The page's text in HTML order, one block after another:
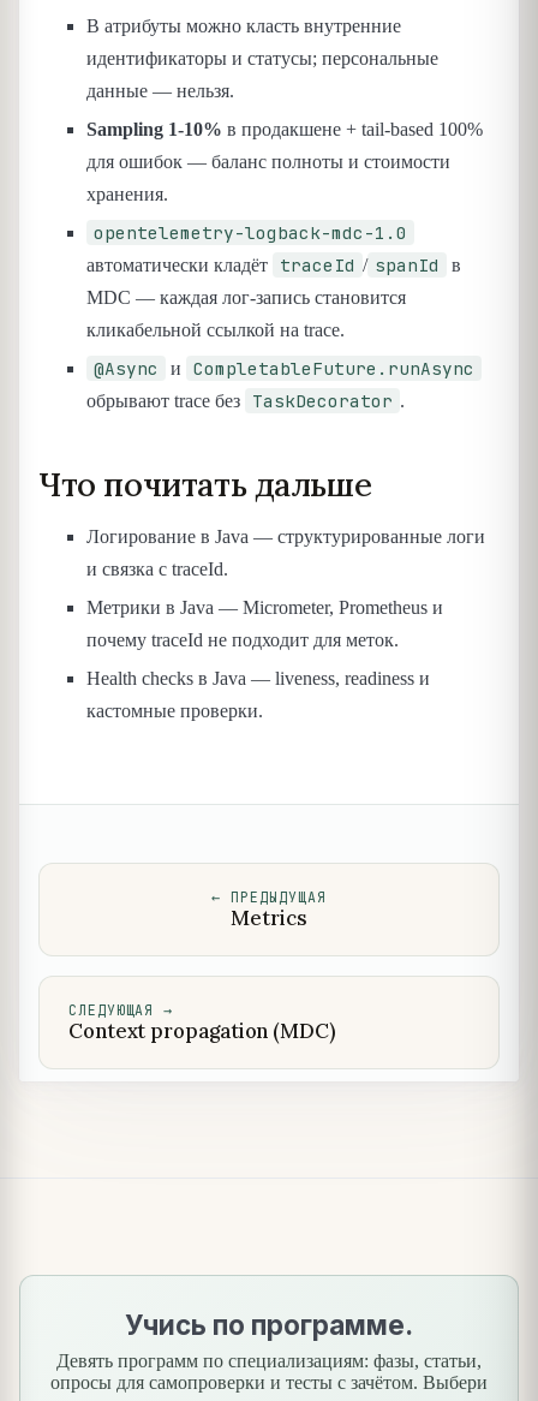
В атрибуты можно класть внутренние
идентификаторы и статусы; персональные
данные — нельзя.
Sampling 1-10% в продакшене + tail-based 100%
для ошибок — баланс полноты и стоимости
хранения.
opentelemetry-logback-mdc-1.0
автоматически кладёт traceId / spanId
в
MDC — каждая лог-запись становится
кликабельной ссылкой на trace.
@Async и CompletableFuture.runAsync
обрывают trace без TaskDecorator .
Что почитать дальше
Логирование в Java — структурированные логи
и связка с traceId.
Метрики в Java — Micrometer, Prometheus и
почему traceId не подходит для меток.
Health checks в Java — liveness, readiness и
кастомные проверки.
← ПРЕДЫДУЩАЯ
Metrics
СЛЕДУЮЩАЯ →
Context propagation (MDC)
Учись по программе.
Девять программ по специализациям: фазы, статьи,
опросы для самопроверки и тесты с зачётом. Выбери